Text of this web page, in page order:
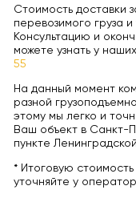
Стоимость доставки
перевозимого груза и
Консультацию и
можете узнать у
55
На данный момент
разной
этому мы легко и
Ваш объект в Санкт-
пункте
* Итоговую
уточняйте у